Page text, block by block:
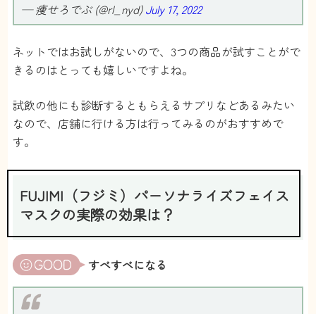
— 痩せろでぶ (@rl_nyd)July 17, 2022
ネットではお試しがないので、3つの商品が試すことがで
きるのはとっても嬉しいですよね。
試飲の他にも診断するともらえるサプリなどあるみたい
なので、店舗に行ける方は行ってみるのがおすすめで
す。
FUJIMI（フジミ）パーソナライズフェイス
マスクの実際の効果は？
すべすべになる